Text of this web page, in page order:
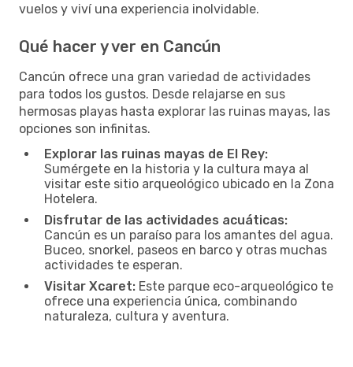
vuelos y viví una experiencia inolvidable.
Qué hacer y ver en Cancún
Cancún ofrece una gran variedad de actividades
para todos los gustos. Desde relajarse en sus
hermosas playas hasta explorar las ruinas mayas, las
opciones son infinitas.
Explorar las ruinas mayas de El Rey:
Sumérgete en la historia y la cultura maya al
visitar este sitio arqueológico ubicado en la Zona
Hotelera.
Disfrutar de las actividades acuáticas:
Cancún es un paraíso para los amantes del agua.
Buceo, snorkel, paseos en barco y otras muchas
actividades te esperan.
Visitar Xcaret: Este parque eco-arqueológico te
ofrece una experiencia única, combinando
naturaleza, cultura y aventura.